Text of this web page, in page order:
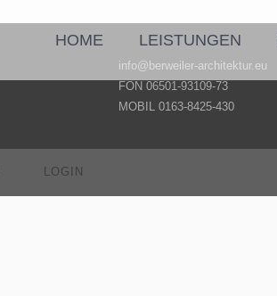
HOME LEISTUNGEN
info@berweiler-architektur.eu
FON 06501-93109-73
MOBIL 0163-8425-430
LOGIN